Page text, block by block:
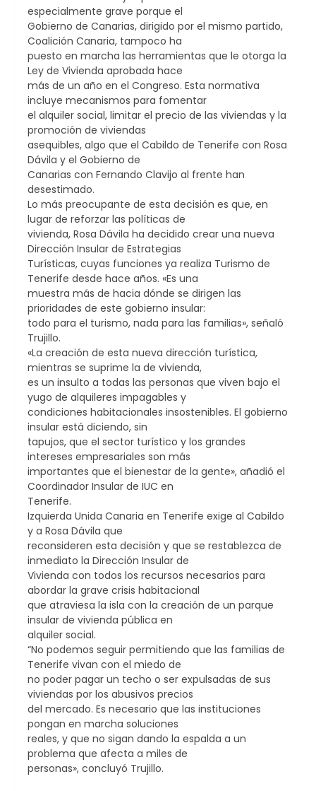
especialmente grave porque el
Gobierno de Canarias, dirigido por el mismo partido,
Coalición Canaria, tampoco ha
puesto en marcha las herramientas que le otorga la
Ley de Vivienda aprobada hace
más de un año en el Congreso. Esta normativa
incluye mecanismos para fomentar
el alquiler social, limitar el precio de las viviendas y la
promoción de viviendas
asequibles, algo que el Cabildo de Tenerife con Rosa
Dávila y el Gobierno de
Canarias con Fernando Clavijo al frente han
desestimado.
Lo más preocupante de esta decisión es que, en
lugar de reforzar las políticas de
vivienda, Rosa Dávila ha decidido crear una nueva
Dirección Insular de Estrategias
Turísticas, cuyas funciones ya realiza Turismo de
Tenerife desde hace años. «Es una
muestra más de hacia dónde se dirigen las
prioridades de este gobierno insular:
todo para el turismo, nada para las familias», señaló
Trujillo.
«La creación de esta nueva dirección turística,
mientras se suprime la de vivienda,
es un insulto a todas las personas que viven bajo el
yugo de alquileres impagables y
condiciones habitacionales insostenibles. El gobierno
insular está diciendo, sin
tapujos, que el sector turístico y los grandes
intereses empresariales son más
importantes que el bienestar de la gente», añadió el
Coordinador Insular de IUC en
Tenerife.
Izquierda Unida Canaria en Tenerife exige al Cabildo
y a Rosa Dávila que
reconsideren esta decisión y que se restablezca de
inmediato la Dirección Insular de
Vivienda con todos los recursos necesarios para
abordar la grave crisis habitacional
que atraviesa la isla con la creación de un parque
insular de vivienda pública en
alquiler social.
“No podemos seguir permitiendo que las familias de
Tenerife vivan con el miedo de
no poder pagar un techo o ser expulsadas de sus
viviendas por los abusivos precios
del mercado. Es necesario que las instituciones
pongan en marcha soluciones
reales, y que no sigan dando la espalda a un
problema que afecta a miles de
personas», concluyó Trujillo.